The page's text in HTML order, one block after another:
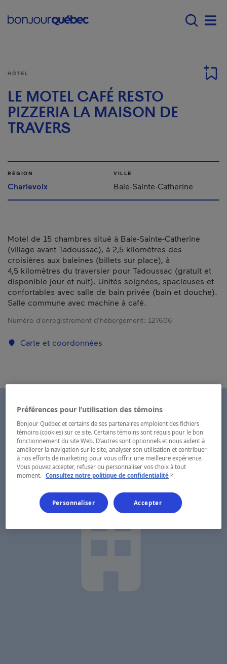
Main navigation -
HÔTEL
LE MOTEL CAFÉ RESTO
PIZZERIA LA MAISON DE
TRAVERS
RÉGION
Charlevoix
VILLE
Baie-Sainte-Catherine
Motel de 15 chambres situé à Baie-Sainte-Catherine
(village avant Tadoussac), à 2,5 kilomètres des
croisières aux baleines (billets sur place), à
4,5 kilomètres du traversier pour Tadoussac (gratuit et
disponible jour et nuit). Unités soignées, spacieuses et
confortables avec salle de bain privée (bain et douche).
Salle commune avec machine à café.
Numéro d’enregistrement d’hébergement : 127606
Carte et coordonnées
Préférences pour l’utilisation des témoins
Bonjour Québec et certains de ses partenaires emploient des fichiers
témoins (cookies) sur ce site. Certains témoins sont requis pour le bon
fonctionnement du site Web. D’autres sont optionnels et nous aident à
améliorer la navigation sur le site, analyser son utilisation et contribuer
à nos efforts de marketing pour vous offrir une meilleure expérience.
Vous pouvez accepter, refuser ou personnaliser vos choix à tout
moment. Consultez notre politique de confidentialité- Cet hyperlien
Personnaliser Accepter